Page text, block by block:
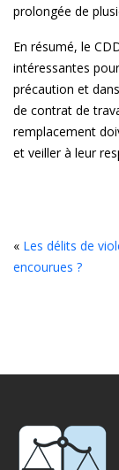
prolongée de
En résumé, le
intéressantes
précaution et
de contrat de
remplacement
et veiller à leur
« Les délits de
encourues ?